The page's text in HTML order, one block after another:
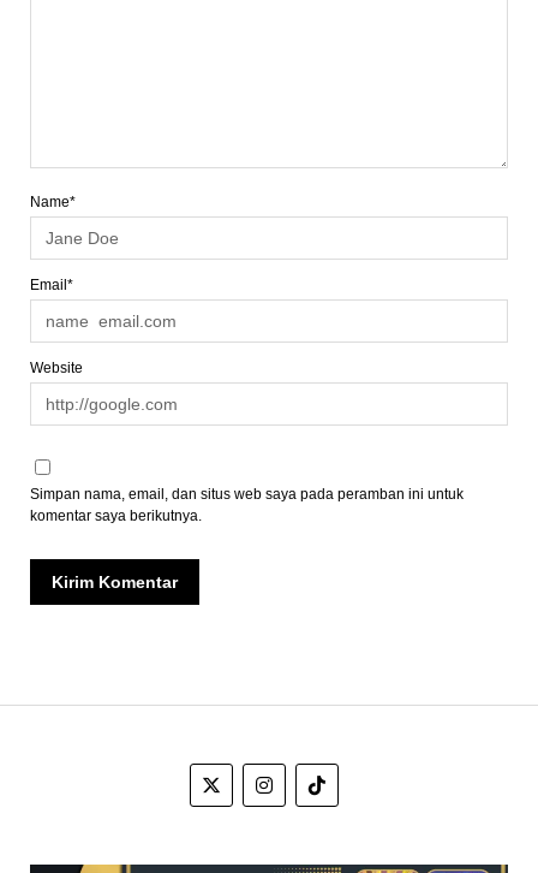
Name*
Email*
Website
Simpan nama, email, dan situs web saya pada peramban ini untuk
komentar saya berikutnya.